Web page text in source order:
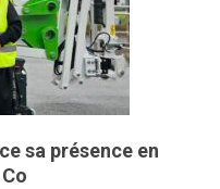
sa présence en